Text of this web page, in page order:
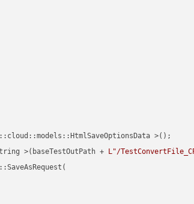
>();
>(baseTestOutPath + L"/